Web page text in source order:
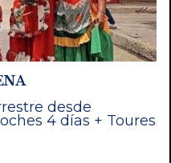
desde
4 días + Toures